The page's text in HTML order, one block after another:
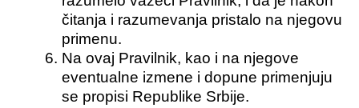
čitanja i razumevanja pristalo na njegovu
primenu.
Na ovaj Pravilnik, kao i na njegove
eventualne izmene i dopune primenjuju
se propisi Republike Srbije.